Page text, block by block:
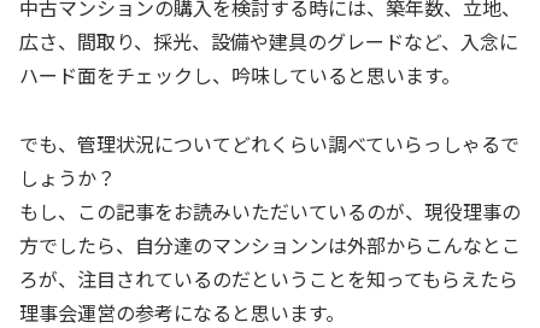
中古マンションの購入を検討する時には、築年数、立地、
広さ、間取り、採光、設備や建具のグレードなど、入念に
ハード面をチェックし、吟味していると思います。
でも、管理状況についてどれくらい調べていらっしゃるで
しょうか？
もし、この記事をお読みいただいているのが、現役理事の
方でしたら、自分達のマンションンは外部からこんなとこ
ろが、注目されているのだということを知ってもらえたら
理事会運営の参考になると思います。